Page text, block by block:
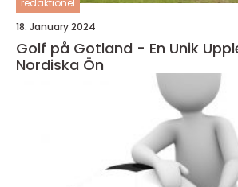
redaktionel
18. January 2024
Golf på Gotland - En Unik
Nordiska Ön